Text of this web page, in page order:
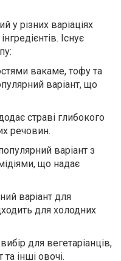
у різних варіаціях
Існує
вакаме, тофу та
варіант, що
страві глибокого
речовин.
варіант з
що надає
варіант для
для холодних
для вегетаріанців,
інші овочі.